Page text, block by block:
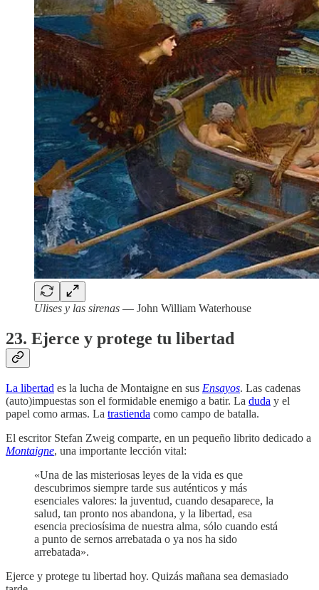
Ulises y las sirenas — John William Waterhouse
23. Ejerce y protege tu libertad
La libertad es la lucha de Montaigne en sus Ensayos. Las cadenas
(auto)impuestas son el formidable enemigo a batir. La duda y el
papel como armas. La trastienda como campo de batalla.
El escritor Stefan Zweig comparte, en un pequeño librito dedicado a
Montaigne, una importante lección vital:
«Una de las misteriosas leyes de la vida es que
descubrimos siempre tarde sus auténticos y más
esenciales valores: la juventud, cuando desaparece, la
salud, tan pronto nos abandona, y la libertad, esa
esencia preciosísima de nuestra alma, sólo cuando está
a punto de sernos arrebatada o ya nos ha sido
arrebatada».
Ejerce y protege tu libertad hoy. Quizás mañana sea demasiado